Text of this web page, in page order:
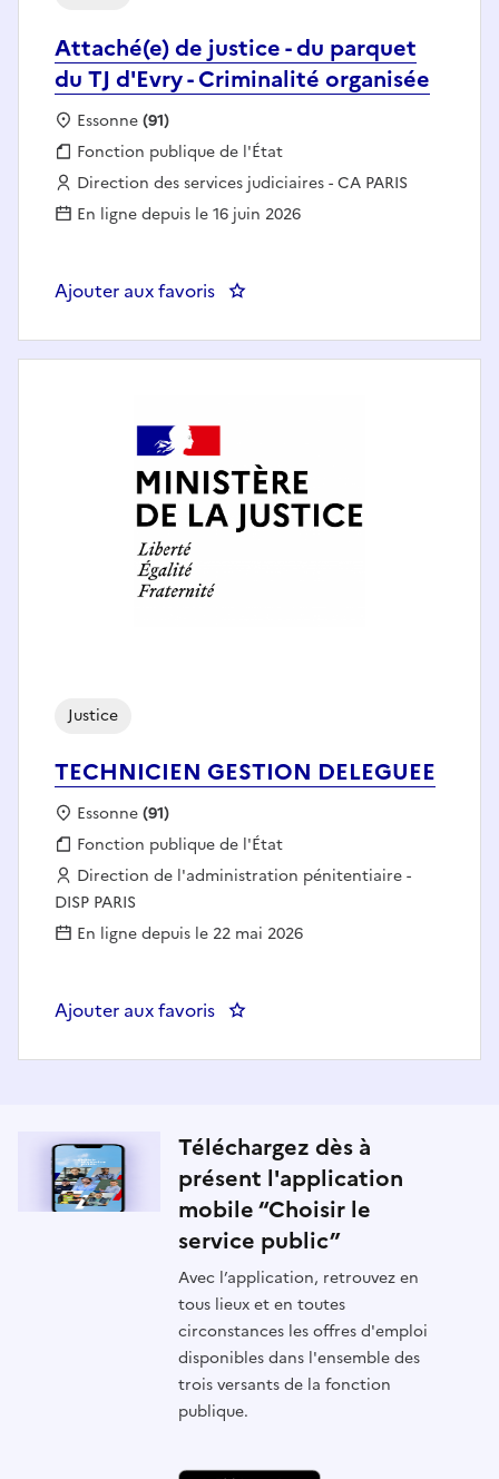
Attaché(e) de justice - du parquet
du TJ d'Evry - Criminalité organisée
Localisation :
Essonne(91)
Fonction publique :
Fonction publique de l'État
Employeur :
Direction des services judiciaires - CA PARIS
En ligne depuis le 16 juin 2026
Ajouter aux favoris : Attaché(e) de justice - du
TECHNICIEN GESTION DELEGUEE
Justice
Localisation :
Essonne(91)
Fonction publique :
Fonction publique de l'État
Employeur :
Direction de l'administration pénitentiaire -
DISP PARIS
En ligne depuis le 22 mai 2026
Ajouter aux favoris : TECHNICIEN GESTION
Téléchargez dès à
présent l'application
mobile “Choisir le
service public”
Avec l’application, retrouvez en
tous lieux et en toutes
circonstances les offres d'emploi
disponibles dans l'ensemble des
trois versants de la fonction
publique.